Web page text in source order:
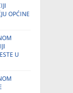
OPĆINE
U